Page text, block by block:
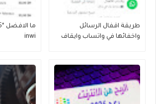
طريقة اقفال الرسائل
واخفائها في واتساب وايقاف
inwi